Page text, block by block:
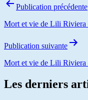
Publication précédente
Mort et vie de Lili
Publication suivante
Mort et vie de Lili Riviera
Les derniers